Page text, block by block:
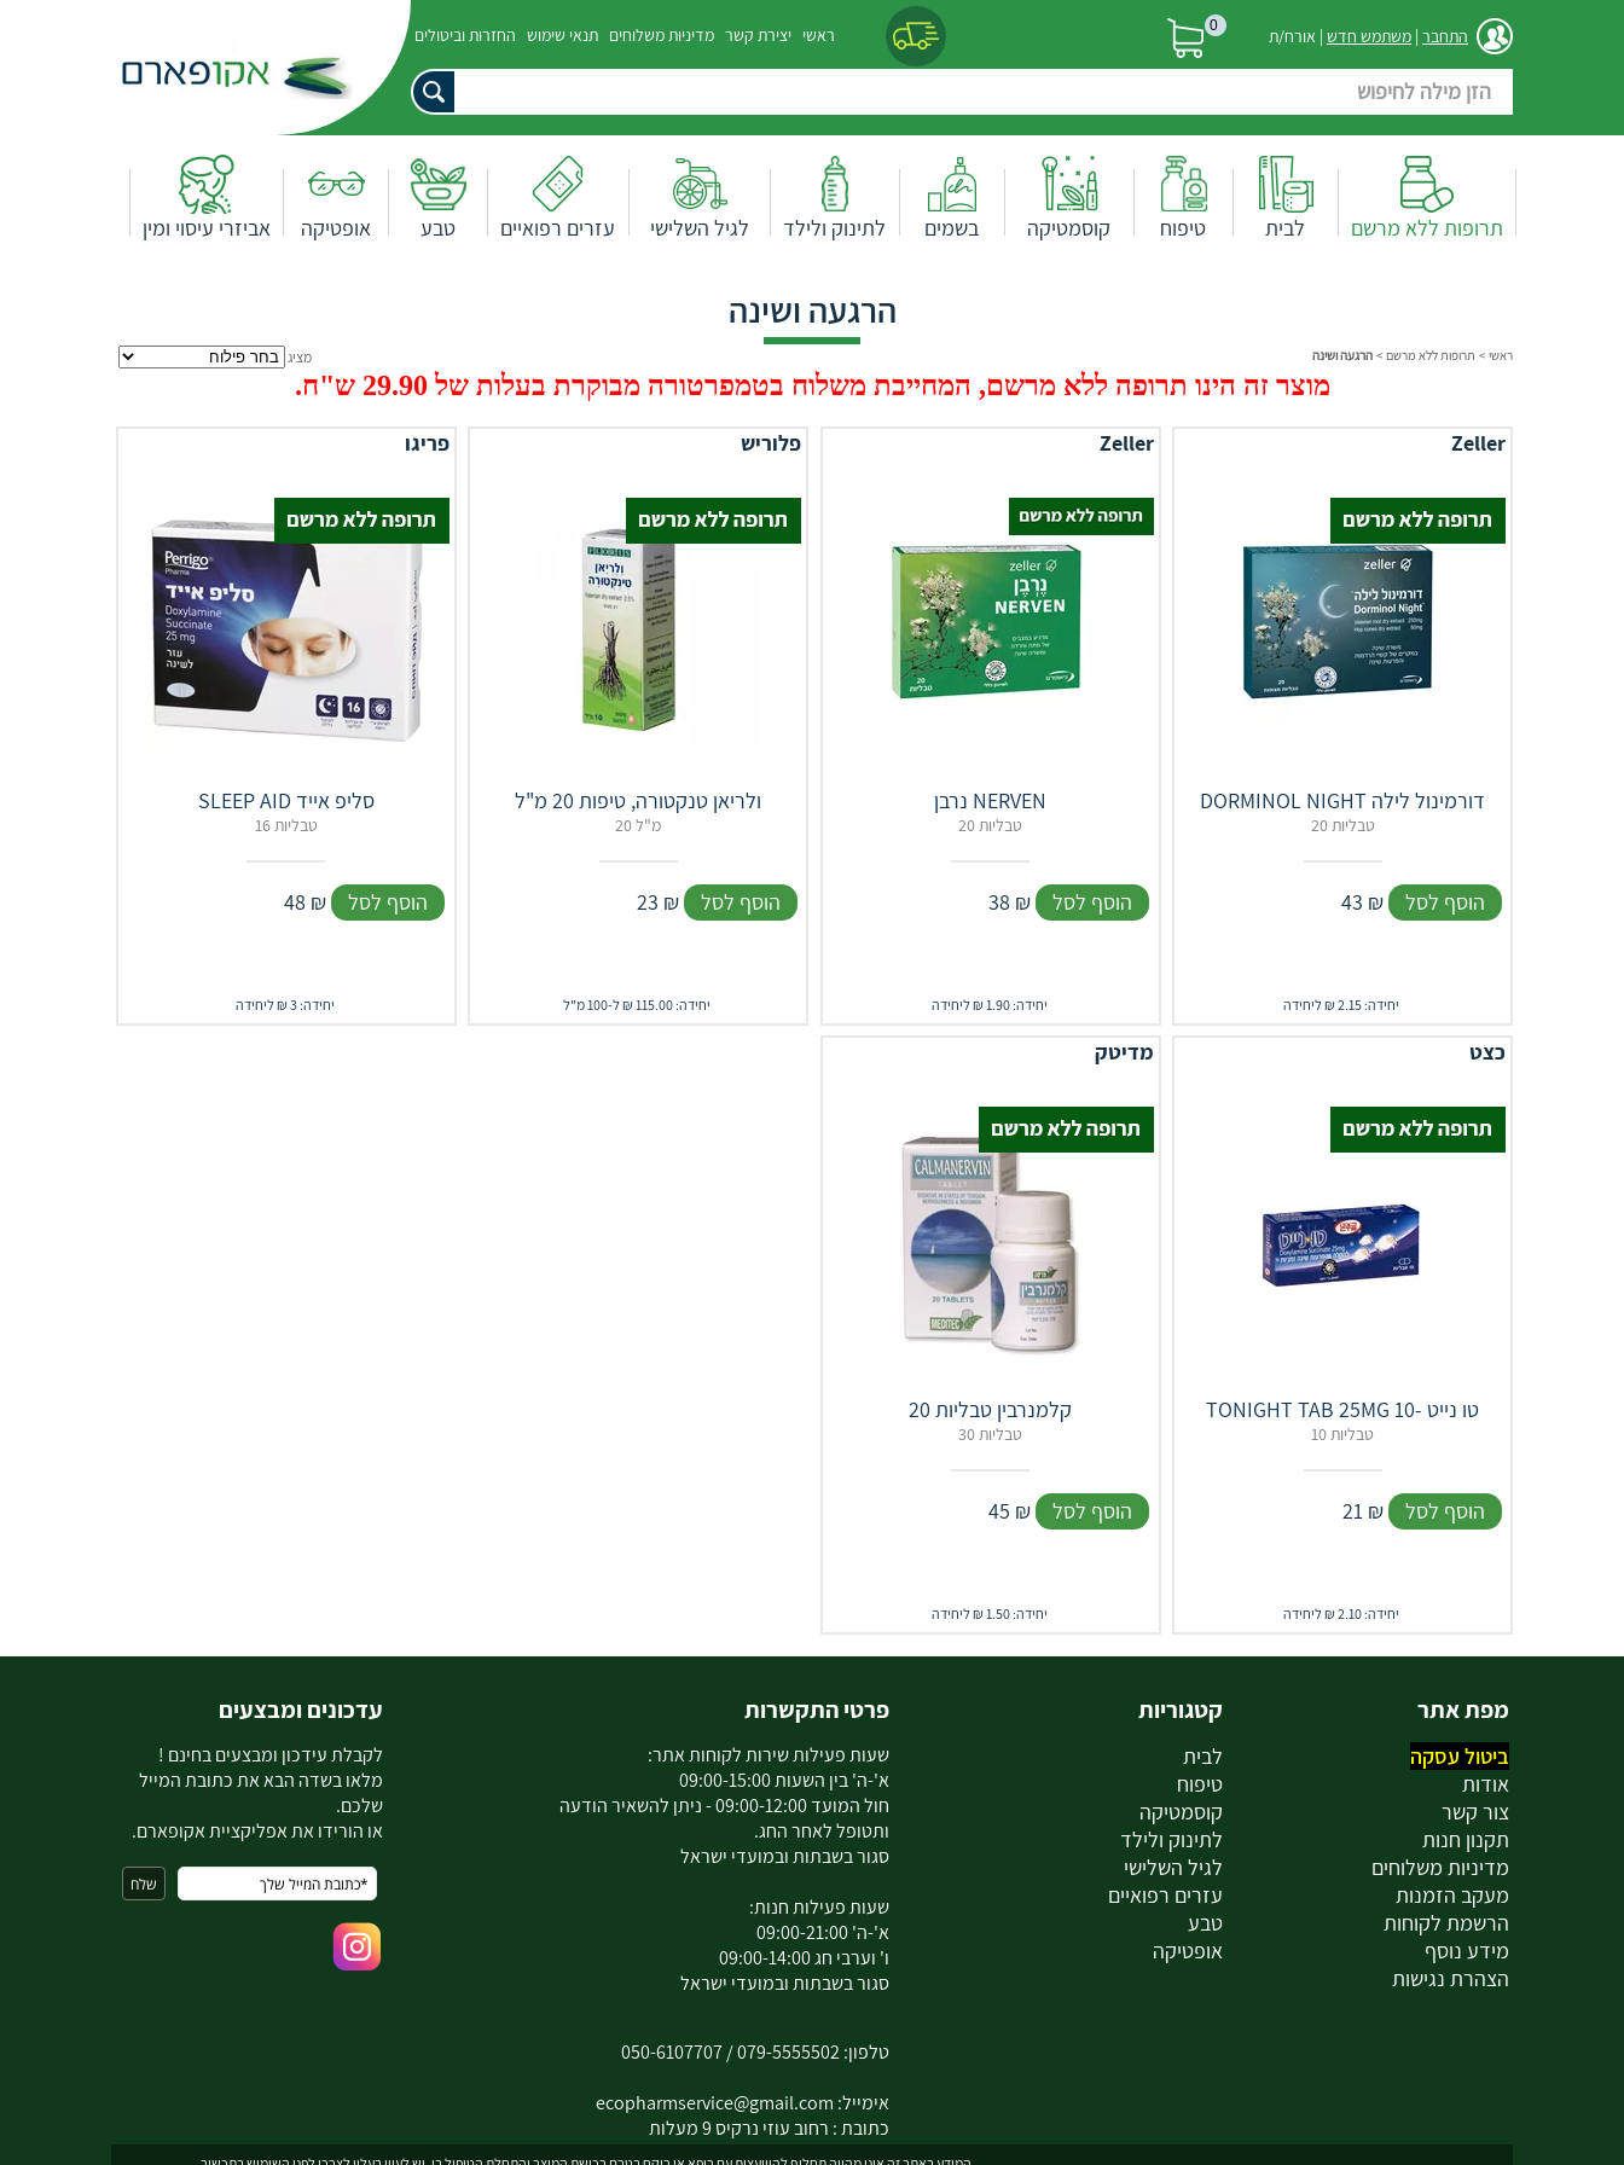
התחבר | משתמש חדש | אורח/ת 0 ראשי יצירת קשר מדיניות משלוחים תנאי שימוש החזרות וביטולים
תרופות ללא מרשם לבית טיפוח קוסמטיקה בשמים לתינוק ולילד לגיל השלישי עזרים רפואיים טבע אופטיקה אביזרי עיסוי ומין
הרגעה ושינה
ראשי > תרופות ללא מרשם > הרגעה ושינה מציג
מוצר זה הינו תרופה ללא מרשם, המחייבת משלוח בטמפרטורה מבוקרת בעלות של 29.90 ש"ח.
Zeller
DORMINOL NIGHT דורמינול לילה
20 טבליות
43 ₪ הוסף לסל
יחידה: 2.15 ₪ ליחידה
Zeller
נרבן NERVEN
20 טבליות
38 ₪ הוסף לסל
יחידה: 1.90 ₪ ליחידה
פלוריש
ולריאן טנקטורה, טיפות 20 מ"ל
20 מ"ל
23 ₪ הוסף לסל
יחידה: 115.00 ₪ ל-100 מ"ל
פריגו
SLEEP AID סליפ אייד
16 טבליות
48 ₪ הוסף לסל
יחידה: 3 ₪ ליחידה
כצט
TONIGHT TAB 25MG 10- טו נייט
10 טבליות
21 ₪ הוסף לסל
יחידה: 2.10 ₪ ליחידה
מדיטק
קלמנרבין טבליות 20
30 טבליות
45 ₪ הוסף לסל
יחידה: 1.50 ₪ ליחידה
מפת אתר
ביטול עסקה
אודות
צור קשר
תקנון חנות
מדיניות משלוחים
מעקב הזמנות
הרשמת לקוחות
מידע נוסף
הצהרת נגישות
קטגוריות
לבית
טיפוח
קוסמטיקה
לתינוק ולילד
לגיל השלישי
עזרים רפואיים
טבע
אופטיקה
פרטי התקשרות
שעות פעילות שירות לקוחות אתר:
א'-ה' בין השעות 09:00-15:00
חול המועד 09:00-12:00 - ניתן להשאיר הודעה
ותטופל לאחר החג.
סגור בשבתות ובמועדי ישראל
שעות פעילות חנות:
א'-ה' 09:00-21:00
ו' וערבי חג 09:00-14:00
סגור בשבתות ובמועדי ישראל
טלפון:079-5555502
/
050-6107707
אימייל: ecopharmservice@gmail.com
כתובת : רחוב עוזי נרקיס 9 מעלות
עדכונים ומבצעים
לקבלת עידכון ומבצעים בחינם !
מלאו בשדה הבא את כתובת המייל
שלכם.
או הורידו את אפליקציית אקופארם.